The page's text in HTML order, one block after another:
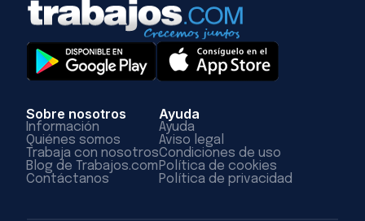
Sobre nosotros
Información
Quiénes somos
Trabaja con nosotros
Blog de Trabajos.com
Contáctanos
Ayuda
Ayuda
Aviso legal
Condiciones de uso
Política de cookies
Política de privacidad